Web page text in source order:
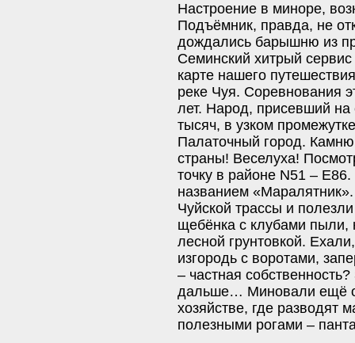
Настроение в миноре,
Подъёмник, правда, не
дождались барышню из
Семинский хитрый
карте нашего
реке Чуя. Соревнования
лет. Народ, присевший на
тысяч, в узком
Палаточный город.
страны! Веселуха!
точку в районе N51 –
названием
Чуйской трассы и
щебёнка с клубами пыли,
лесной грунтовкой.
изгородь с воротами,
– частная
дальше… Миновали ещё
хозяйстве, где разводят
полезными рогами –